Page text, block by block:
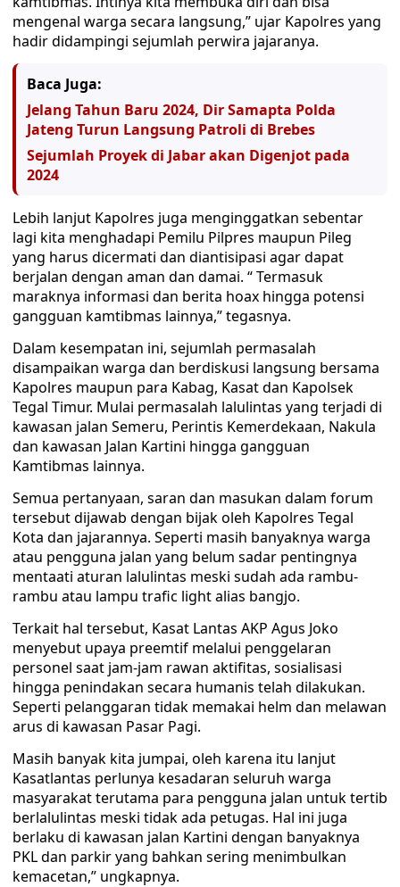
mengenal warga secara langsung,” ujar Kapolres yang
hadir didampingi sejumlah perwira jajaranya.
Baca Juga:
Jelang Tahun Baru 2024, Dir Samapta Polda
Jateng Turun Langsung Patroli di Brebes
Sejumlah Proyek di Jabar akan Digenjot pada
2024
Lebih lanjut Kapolres juga menginggatkan sebentar
lagi kita menghadapi Pemilu Pilpres maupun Pileg
yang harus dicermati dan diantisipasi agar dapat
berjalan dengan aman dan damai. “ Termasuk
maraknya informasi dan berita hoax hingga potensi
gangguan kamtibmas lainnya,” tegasnya.
Dalam kesempatan ini, sejumlah permasalah
disampaikan warga dan berdiskusi langsung bersama
Kapolres maupun para Kabag, Kasat dan Kapolsek
Tegal Timur. Mulai permasalah lalulintas yang terjadi di
kawasan jalan Semeru, Perintis Kemerdekaan, Nakula
dan kawasan Jalan Kartini hingga gangguan
Kamtibmas lainnya.
Semua pertanyaan, saran dan masukan dalam forum
tersebut dijawab dengan bijak oleh Kapolres Tegal
Kota dan jajarannya. Seperti masih banyaknya warga
atau pengguna jalan yang belum sadar pentingnya
mentaati aturan lalulintas meski sudah ada rambu-
rambu atau lampu trafic light alias bangjo.
Terkait hal tersebut, Kasat Lantas AKP Agus Joko
menyebut upaya preemtif melalui penggelaran
personel saat jam-jam rawan aktifitas, sosialisasi
hingga penindakan secara humanis telah dilakukan.
Seperti pelanggaran tidak memakai helm dan melawan
arus di kawasan Pasar Pagi.
Masih banyak kita jumpai, oleh karena itu lanjut
Kasatlantas perlunya kesadaran seluruh warga
masyarakat terutama para pengguna jalan untuk tertib
berlalulintas meski tidak ada petugas. Hal ini juga
berlaku di kawasan jalan Kartini dengan banyaknya
PKL dan parkir yang bahkan sering menimbulkan
kemacetan,” ungkapnya.